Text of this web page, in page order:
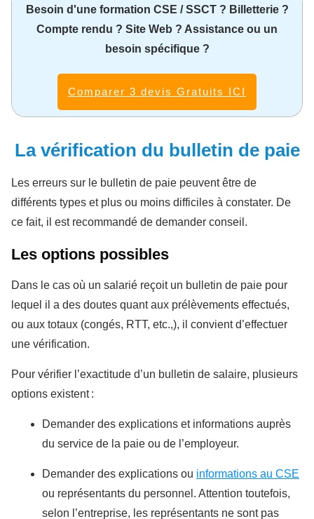
Besoin d'une formation CSE / SSCT ? Billetterie ?
Compte rendu ? Site Web ? Assistance ou un
besoin spécifique ?
Comparer 3 devis Gratuits ICI
La vérification du bulletin de paie
Les erreurs sur le bulletin de paie peuvent être de
différents types et plus ou moins difficiles à constater. De
ce fait, il est recommandé de demander conseil.
Les options possibles
Dans le cas où un salarié reçoit un bulletin de paie pour
lequel il a des doutes quant aux prélèvements effectués,
ou aux totaux (congés, RTT, etc.,), il convient d’effectuer
une vérification.
Pour vérifier l’exactitude d’un bulletin de salaire, plusieurs
options existent :
Demander des explications et informations auprès
du service de la paie ou de l’employeur.
Demander des explications ou informations au CSE
ou représentants du personnel. Attention toutefois,
selon l’entreprise, les représentants ne sont pas